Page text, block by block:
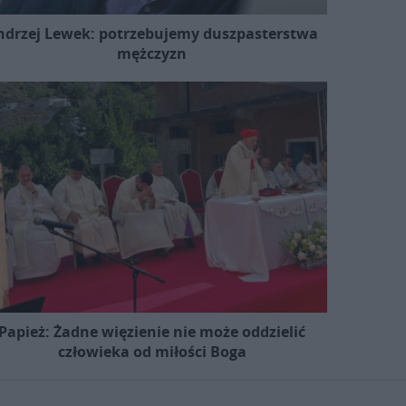
Lewek: potrzebujemy duszpasterstwa
mężczyzn
Żadne więzienie nie może oddzielić
człowieka od miłości Boga